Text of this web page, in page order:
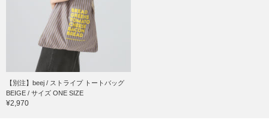
【別注】beej / ストライプ トートバッグ
BEIGE / サイズ ONE SIZE
¥2,970